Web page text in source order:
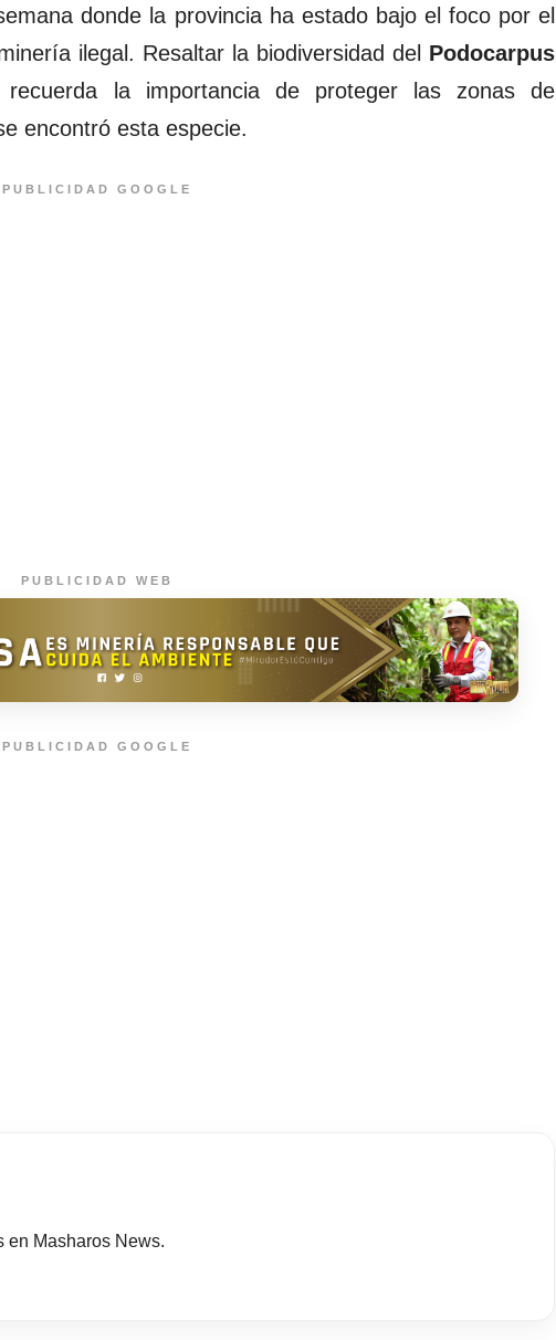
donde la provincia ha estado bajo el foco por el
ilegal. Resaltar la biodiversidad del Podocarpus
la importancia de proteger las zonas de
encontró esta especie.
PUBLICIDAD GOOGLE
PUBLICIDAD WEB
PUBLICIDAD GOOGLE
en Masharos News.